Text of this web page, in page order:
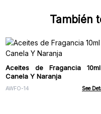
También
Aceites de Fragancia
Canela Y Naranja
AWFO-14 See